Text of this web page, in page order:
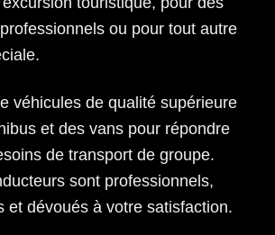
ou pour tout autre
véhicules de qualité supérieure
et des vans pour répondre
de transport de groupe.
sont professionnels,
et dévoués à votre satisfaction.